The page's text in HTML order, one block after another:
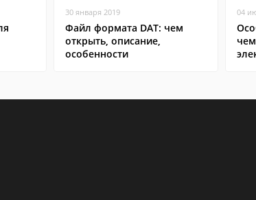
30 января 2019
Файл формата DAT: чем
открыть, описание,
особенности
04